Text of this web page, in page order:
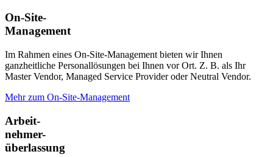
On-Site-
Management
Im Rahmen eines On-Site-Management bieten wir Ihnen
ganzheitliche Personallösungen bei Ihnen vor Ort. Z. B. als Ihr
Master Vendor, Managed Service Provider oder Neutral Vendor.
Mehr zum On-Site-Management
Arbeit-
nehmer-
überlassung